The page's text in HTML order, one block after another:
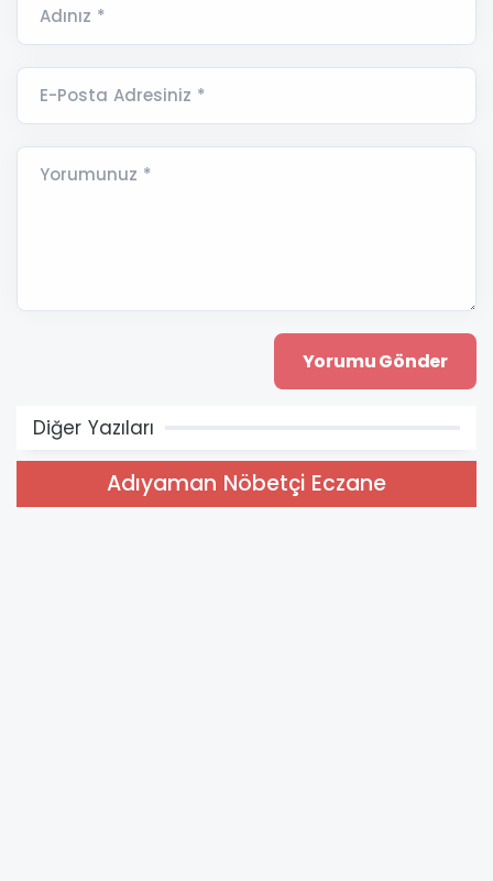
Adınız *
E-Posta Adresiniz *
Yorumunuz *
Diğer Yazıları
Adıyaman Nöbetçi Eczane